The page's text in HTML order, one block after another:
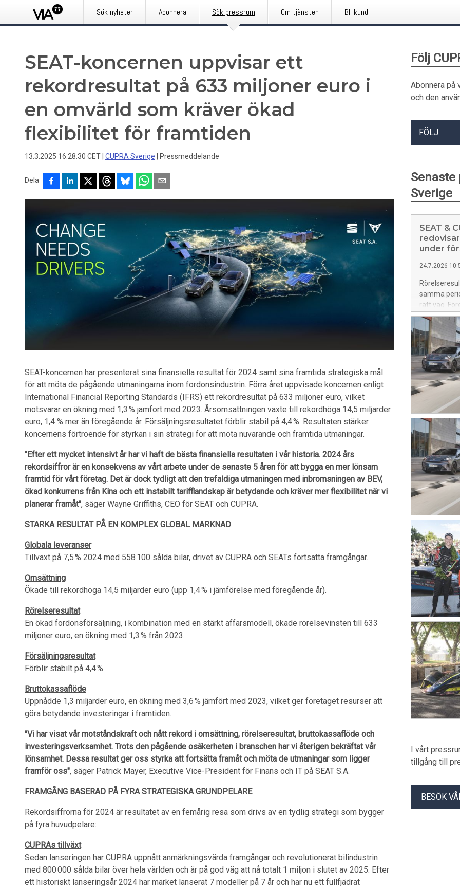
Sök nyheter Abonnera Sök pressrum Om tjänsten Bli kund
SEAT-koncernen uppvisar ett
rekordresultat på 633 miljoner euro i
en omvärld som kräver ökad
flexibilitet för framtiden
13.3.2025 16:28:30 CET CUPRA Sverige Pressmeddelande
Dela
SEAT-koncernen har presenterat sina finansiella resultat för 2024 samt sina framtida strategiska mål
för att möta de pågående utmaningarna inom fordonsindustrin. Förra året uppvisade koncernen enligt
International Financial Reporting Standards (IFRS) ett rekordresultat på 633 miljoner euro, vilket
motsvarar en ökning med 1,3 % jämfört med 2023. Årsomsättningen växte till rekordhöga 14,5 miljarder
euro, 1,4 % mer än föregående år. Försäljningsresultatet förblir stabil på 4,4 %. Resultaten stärker
koncernens förtroende för styrkan i sin strategi för att möta nuvarande och framtida utmaningar.
"Efter ett mycket intensivt år har vi haft de bästa finansiella resultaten i vår historia. 2024 års
rekordsiffror är en konsekvens av vårt arbete under de senaste 5 åren för att bygga en mer lönsam
framtid för vårt företag. Det är dock tydligt att den trefaldiga utmaningen med inbromsningen av BEV,
ökad konkurrens från Kina och ett instabilt tarifflandskap är betydande och kräver mer flexibilitet när vi
planerar framåt", säger Wayne Griffiths, CEO för SEAT och CUPRA.
STARKA RESULTAT PÅ EN KOMPLEX GLOBAL MARKNAD
Globala leveranser
Tillväxt på 7,5 % 2024 med 558 100 sålda bilar, drivet av CUPRA och SEATs fortsatta framgångar.
Omsättning
Ökade till rekordhöga 14,5 miljarder euro (upp 1,4 % i jämförelse med föregående år).
Rörelseresultat
En ökad fordonsförsäljning, i kombination med en stärkt affärsmodell, ökade rörelsevinsten till 633
miljoner euro, en ökning med 1,3 % från 2023.
Försäljningsresultat
Förblir stabilt på 4,4 %
Bruttokassaflöde
Uppnådde 1,3 miljarder euro, en ökning med 3,6 % jämfört med 2023, vilket ger företaget resurser att
göra betydande investeringar i framtiden.
"Vi har visat vår motståndskraft och nått rekord i omsättning, rörelseresultat, bruttokassaflöde och
investeringsverksamhet. Trots den pågående osäkerheten i branschen har vi återigen bekräftat vår
lönsamhet. Dessa resultat ger oss styrka att fortsätta framåt och möta de utmaningar som ligger
framför oss", säger Patrick Mayer, Executive Vice-President för Finans och IT på SEAT S.A.
FRAMGÅNG BASERAD PÅ FYRA STRATEGISKA GRUNDPELARE
Rekordsiffrorna för 2024 är resultatet av en femårig resa som drivs av en tydlig strategi som bygger
på fyra huvudpelare:
CUPRAs tillväxt
Sedan lanseringen har CUPRA uppnått anmärkningsvärda framgångar och revolutionerat bilindustrin
med 800 000 sålda bilar över hela världen och är på god väg att nå totalt 1 miljon i slutet av 2025. Efter
ett historiskt lanseringsår 2024 har märket lanserat 7 modeller på 7 år och har nu ett fullfjädrat
Följ
Abonnera på
och den
FÖLJ
Senaste
Sverige
SEAT &
under
24.7.2026
samma
rätt väg.
hållbar
viktigaste
en
uppgick till
jämfört
första
CUPRA
Modellen
procentig
kvartalet,
juli. Även
I vårt
tillgång till
BESÖK